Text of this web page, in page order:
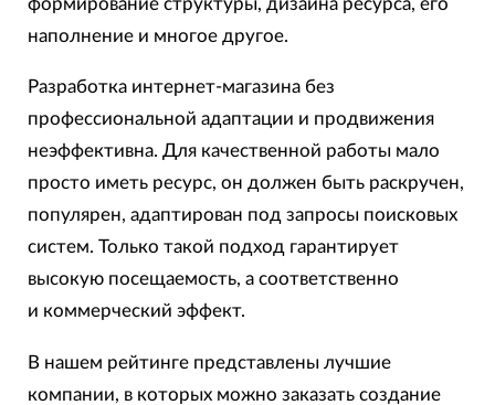
формирование структуры, дизайна ресурса, его
наполнение и многое другое.
Разработка интернет-магазина без
профессиональной адаптации и продвижения
неэффективна. Для качественной работы мало
просто иметь ресурс, он должен быть раскручен,
популярен, адаптирован под запросы поисковых
систем. Только такой подход гарантирует
высокую посещаемость, а соответственно
и коммерческий эффект.
В нашем рейтинге представлены лучшие
компании, в которых можно заказать создание